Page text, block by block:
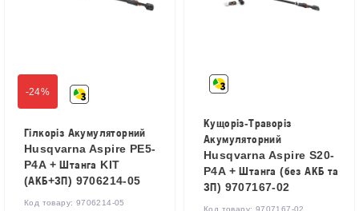
-24%
Гілкоріз Акумуляторний
Husqvarna Aspire PE5-
P4A + Штанга KIT
(АКБ+ЗП) 9706214-05
Код товару: 9706214-05
Кущоріз-Траворіз
Акумуляторний
Husqvarna Aspire S20-
P4A + Штанга (без АКБ та
ЗП) 9707167-02
Код товару: 9707167-02